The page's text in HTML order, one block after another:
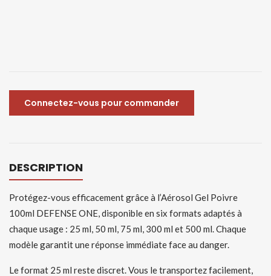
Connectez-vous pour commander
DESCRIPTION
Protégez-vous efficacement grâce à l’Aérosol Gel Poivre
100ml DEFENSE ONE, disponible en six formats adaptés à
chaque usage : 25 ml, 50 ml, 75 ml, 300 ml et 500 ml. Chaque
modèle garantit une réponse immédiate face au danger.
Le format 25 ml reste discret. Vous le transportez facilement,